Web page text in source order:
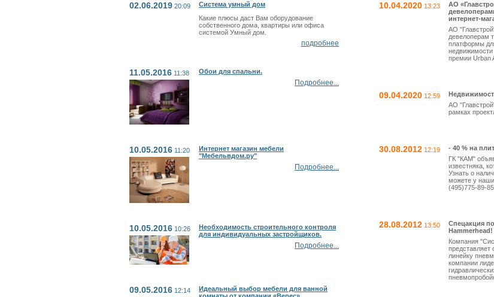
02.06.201920:09
Система умный дом
Какие плюсы даст Вам оборудование
собственного дома, квартиры или офиса
системой Умный дом.
подробнее
11.05.201611:38 Обои для спальни.
Подробнее...
10.05.201611:20
Интернет магазин мебели
"Мебельвдом.ру"
Подробнее...
10.05.201610:26
Необходимость строительного контроля
для индивидуальных застройщиков.
Подробнее...
09.05.201612:14
Идеальный выбор мебели для ванной
10.04.202013:23
АО
интернет-
АО
девелоперам
платформы
премии Urban
09.04.202012:59
АО
рамках
30.08.201212:19
- 40 % на
ГК "КАМ"
известняка,
Узнать о
можете у
(495)775-89-85
28.08.201213:50
Спецакция
Hammerhead!
Компания
линейку
компании